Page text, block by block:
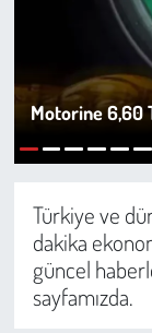
Motorine 6,60
1
Türkiye ve
dakika
güncel
sayfamızda.
Kadın
Emek
Spor
Çocuk